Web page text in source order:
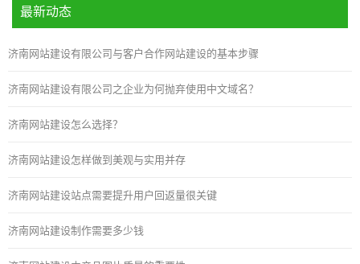
最新动态
济南网站建设有限公司与客户合作网站建设的基本步骤
济南网站建设有限公司之企业为何抛弃使用中文域名？
济南网站建设怎么选择？
济南网站建设怎样做到美观与实用并存
济南网站建设站点需要提升用户回返量很关键
济南网站建设制作需要多少钱